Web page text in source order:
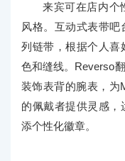
来宾可在店内个
风格。互动式表带
列链带，根据个人喜
色和缝线。Reverso
装饰表背的腕表，为
的佩戴者提供灵感
添个性化徽章。